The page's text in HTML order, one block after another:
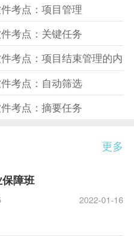
考点：项目管理
考点：关键任务
考点：项目结束管理的内容
考点：自动筛选
考点：摘要任务
更多
障班
2022-01-16